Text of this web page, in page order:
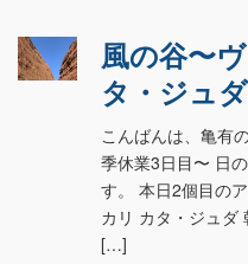
風の谷〜
タ・ジュダ
こんばんは、亀有
季休業3日目〜 日
す。 本日2個目の
カリ カタ・ジュダ
[…]